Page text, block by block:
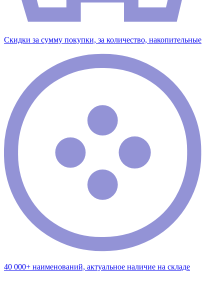
Скидки за сумму покупки, за количество, накопительные
40 000+ наименований, актуальное наличие на складе